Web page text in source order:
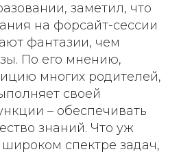
заметил, что
на форсайт-сессии
фантазии, чем
По его мнению,
многих родителей,
своей
– обеспечивать
знаний. Что уж
спектре задач,